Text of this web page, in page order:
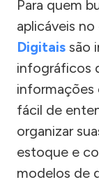
Para quem
aplicáveis no
Digitais são
infográficos
informações
fácil de
organizar
estoque e
modelos de